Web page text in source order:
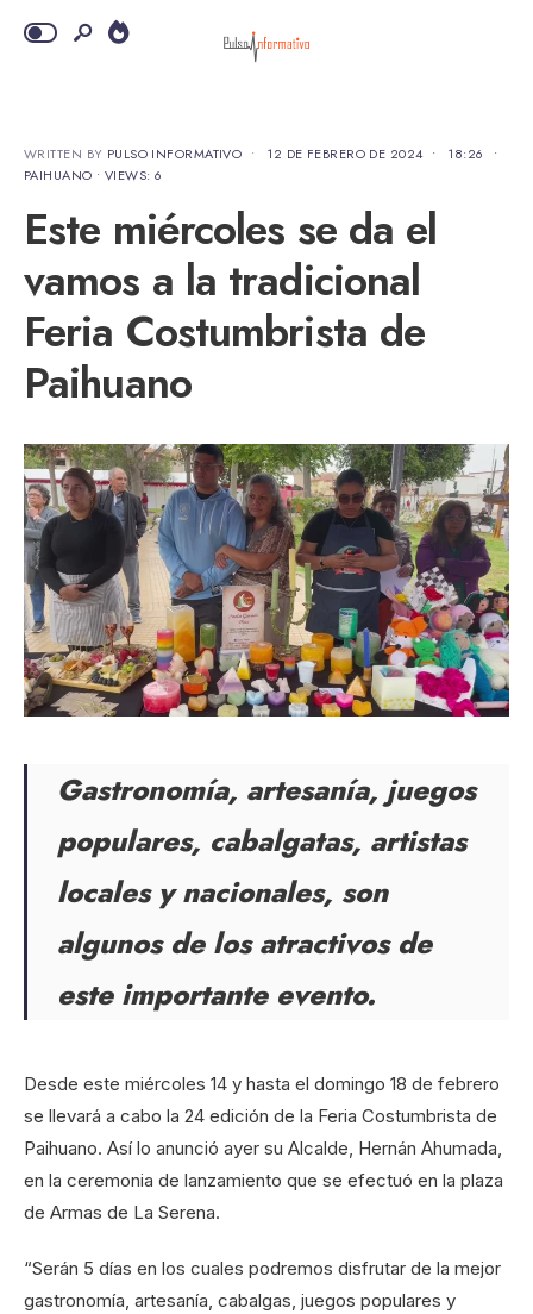
WRITTEN BY PULSO INFORMATIVO • 12 DE FEBRERO DE 2024 • 18:26
•
PAIHUANO • VIEWS: 6
Este miércoles se da el
vamos a la tradicional
Feria Costumbrista de
Paihuano
Gastronomía, artesanía, juegos
populares, cabalgatas, artistas
locales y nacionales, son
algunos de los atractivos de
este importante evento.
Desde este miércoles 14 y hasta el domingo 18 de febrero
se llevará a cabo la 24 edición de la Feria Costumbrista de
Paihuano. Así lo anunció ayer su Alcalde, Hernán Ahumada,
en la ceremonia de lanzamiento que se efectuó en la plaza
de Armas de La Serena.
“Serán 5 días en los cuales podremos disfrutar de la mejor
gastronomía, artesanía, cabalgas, juegos populares y